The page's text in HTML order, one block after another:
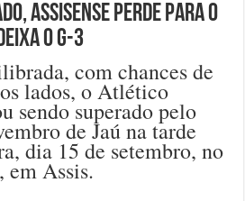
Assisense perde para o
o G-3
com chances de
lados, o Atlético
sendo superado pelo
de Jaú na tarde
dia 15 de setembro, no
em Assis.